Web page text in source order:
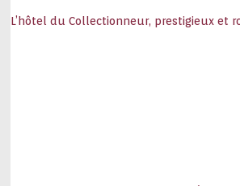
L’hôtel du Collectionneur, prestigieux et